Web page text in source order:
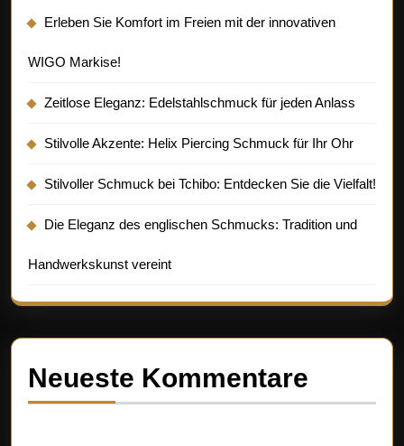
Erleben Sie Komfort im Freien mit der innovativen
WIGO Markise!
Zeitlose Eleganz: Edelstahlschmuck für jeden Anlass
Stilvolle Akzente: Helix Piercing Schmuck für Ihr Ohr
Stilvoller Schmuck bei Tchibo: Entdecken Sie die Vielfalt!
Die Eleganz des englischen Schmucks: Tradition und
Handwerkskunst vereint
Neueste Kommentare